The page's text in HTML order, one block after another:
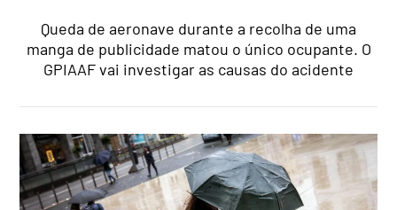
Queda de aeronave durante a recolha de uma
manga de publicidade matou o único ocupante. O
GPIAAF vai investigar as causas do acidente